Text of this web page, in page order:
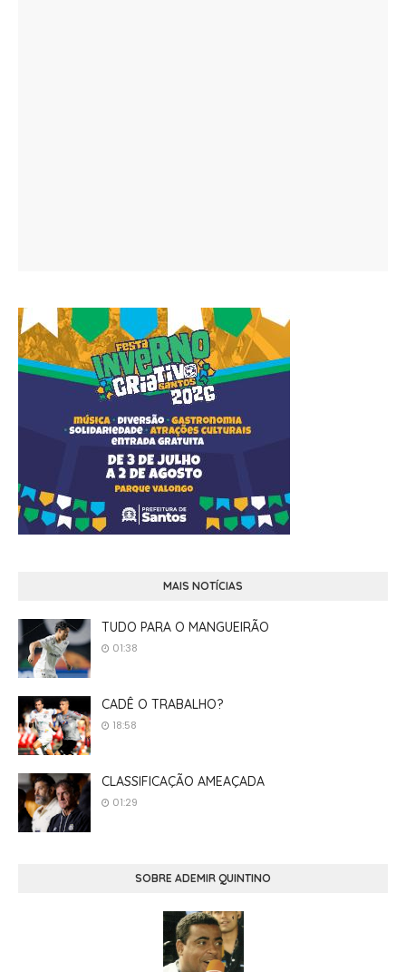
MAIS NOTÍCIAS
TUDO PARA O MANGUEIRÃO
01:38
CADÊ O TRABALHO?
18:58
CLASSIFICAÇÃO AMEAÇADA
01:29
SOBRE ADEMIR QUINTINO